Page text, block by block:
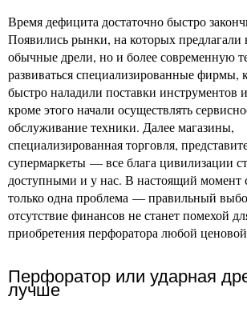
Время дефицита достаточно быстро
Появились рынки, на которых предлагали
обычные дрели, но и более современную
развиваться специализированные фирмы,
быстро наладили поставки инструментов
кроме этого начали осуществлять
обслуживание техники. Далее магазины,
специализированная торговля,
супермаркеты — все блага цивилизации
доступными и у нас. В настоящий момент
только одна проблема — правильный
отсутствие финансов не станет помехой
приобретения перфоратора любой
Перфоратор или ударная
лучше